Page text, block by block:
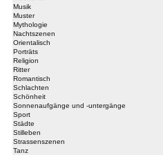
Musik
Muster
Mythologie
Nachtszenen
Orientalisch
Porträts
Religion
Ritter
Romantisch
Schlachten
Schönheit
Sonnenaufgänge und -untergänge
Sport
Städte
Stilleben
Strassenszenen
Tanz